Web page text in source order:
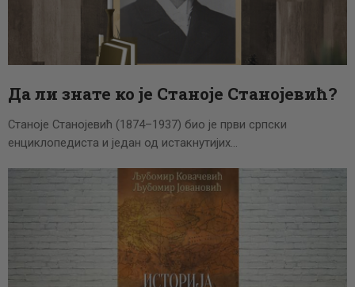
Да ли знате ко је Станоје Станојевић?
Станоје Станојевић (1874–1937) био је први српски
енциклопедиста и један од истакнутијих…